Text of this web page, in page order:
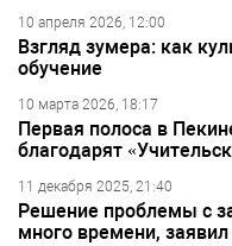
10 апреля 2026, 12:00
Взгляд зумера: как
обучение
10 марта 2026, 18:17
Первая полоса в
благодарят
11 декабря 2025, 21:40
Решение проблемы с
много времени,